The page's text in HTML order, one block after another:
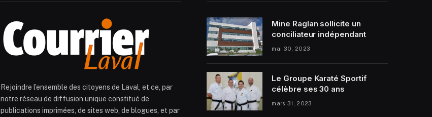
Rejoindre l’ensemble des citoyens de Laval, et ce, par
notre réseau de diffusion unique constitué de
publications imprimées, de sites web, de blogues, et par
Mine Raglan sollicite un
conciliateur indépendant
mai 30, 2023
Le Groupe Karaté Sportif
célèbre ses 30 ans
mars 31, 2023